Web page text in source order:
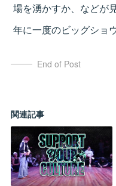
場を湧かすか、などが
年に一度のビッグショ
End of Post
関連記事